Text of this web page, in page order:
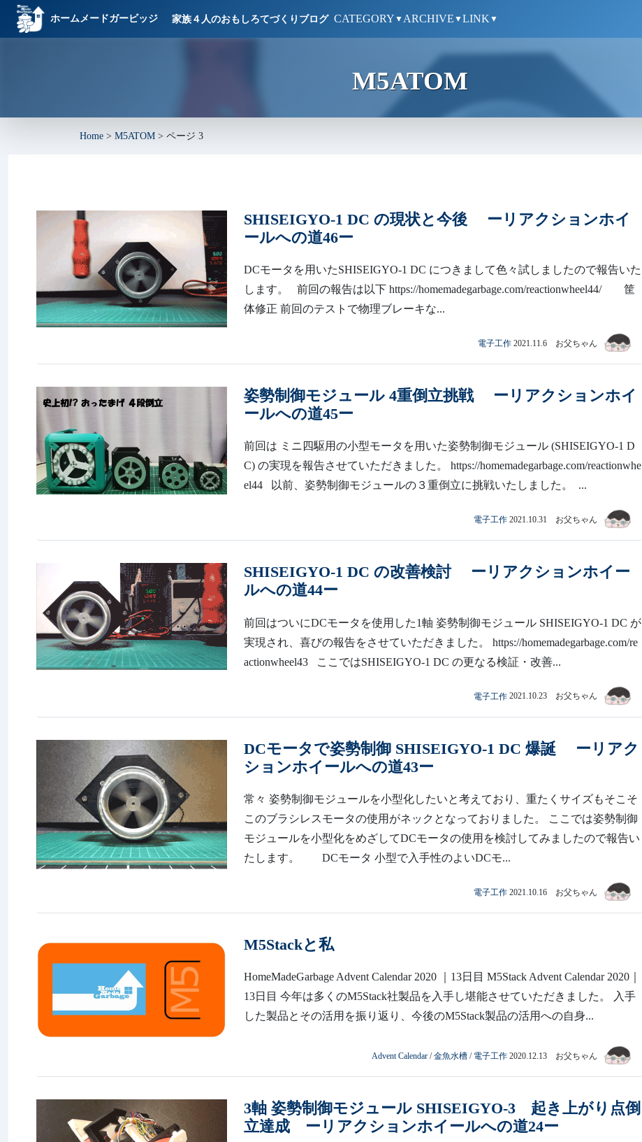
ホームメードガービッジ 家族４人のおもしろてづくりブログ CATEGORY ▼ ARCHIVE ▼LINK ▼
M5ATOM
Home > M5ATOM > ページ 3
SHISEIGYO-1 DC の現状と今後 ーリアクションホイ
ールへの道46ー
DCモータを用いたSHISEIGYO-1 DC につきまして色々試しましたので報告いた
します。 前回の報告は以下 https://homemadegarbage.com/reactionwheel44/ 筐
体修正 前回のテストで物理ブレーキな...
電子工作 2021.11.6 お父ちゃん
姿勢制御モジュール 4重倒立挑戦 ーリアクションホイ
ールへの道45ー
前回は ミニ四駆用の小型モータを用いた姿勢制御モジュール (SHISEIGYO-1 D
C) の実現を報告させていただきました。 https://homemadegarbage.com/reactionwhe
el44 以前、姿勢制御モジュールの３重倒立に挑戦いたしました。 ...
電子工作 2021.10.31 お父ちゃん
SHISEIGYO-1 DC の改善検討 ーリアクションホイー
ルへの道44ー
前回はついにDCモータを使用した1軸 姿勢制御モジュール SHISEIGYO-1 DC が
実現され、喜びの報告をさせていただきました。 https://homemadegarbage.com/re
actionwheel43 ここではSHISEIGYO-1 DC の更なる検証・改善...
電子工作 2021.10.23 お父ちゃん
DCモータで姿勢制御 SHISEIGYO-1 DC 爆誕 ーリアク
ションホイールへの道43ー
常々 姿勢制御モジュールを小型化したいと考えており、重たくサイズもそこそ
このブラシレスモータの使用がネックとなっておりました。 ここでは姿勢制御
モジュールを小型化をめざしてDCモータの使用を検討してみましたので報告い
たします。 DCモータ 小型で入手性のよいDCモ...
電子工作 2021.10.16 お父ちゃん
M5Stackと私
HomeMadeGarbage Advent Calendar 2020 ｜13日目 M5Stack Advent Calendar 2020｜
13日目 今年は多くのM5Stack社製品を入手し堪能させていただきました。 入手
した製品とその活用を振り返り、今後のM5Stack製品の活用への自身...
Advent Calendar /金魚水槽 / 電子工作 2020.12.13 お父ちゃん
3軸 姿勢制御モジュール SHISEIGYO-3 起き上がり点倒
立達成 ーリアクションホイールへの道24ー